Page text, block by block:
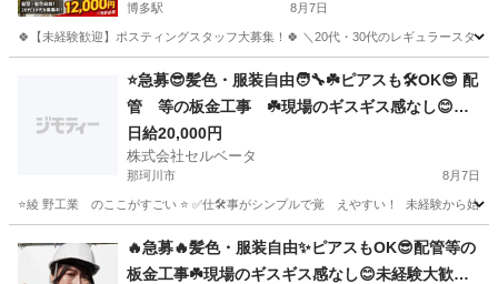
博多駅 8月7日
🍀【未経験歓迎】ポスティングスタッフ大募集！🍀 ＼20代・30代のレギュラースタ
博多駅 軽作業 スタッフ
⭐️急募😎髪色・服装自由🧑‍🔧☘️ピアスも🛠️OK😎 配
管 等の板金工事 ☘️現場のギスギス感なし😊未
経験大歓迎🔰面白い仲間ばかりのシンプル作業⭐️
日給20,000円
株式会社セルベータ
那珂川市 8月7日
⭐綾 野工業 のここがすごい ⭐ ✅仕🛠️事がシンプルで覚 えやすい！ 未経験から
軽作業 社長
🔥急募🔥髪色・服装自由✨ピアスもOK😎配管等の
板金工事☘️現場のギスギス感なし😊未経験大歓迎